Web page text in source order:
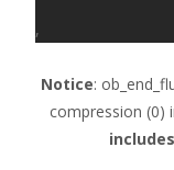
,
Notice:
compression (0)